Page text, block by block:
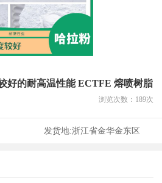
好的耐高温性能 ECTFE 熔喷树脂
浏览次数： 189次
发货地:浙江省金华金东区